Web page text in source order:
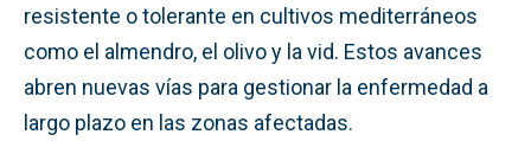
resistente o tolerante en cultivos mediterráneos
como el almendro, el olivo y la vid. Estos avances
abren nuevas vías para gestionar la enfermedad a
largo plazo en las zonas afectadas.